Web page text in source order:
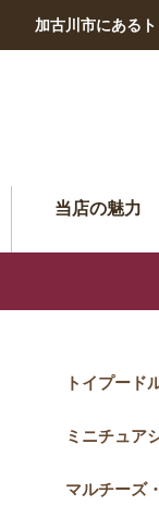
加古川市にある
当店の魅力
トイプード
ミニチュア
マルチーズ